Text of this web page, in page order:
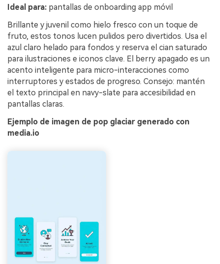
Ideal para: pantallas de onboarding app móvil
Brillante y juvenil como hielo fresco con un toque de
fruto, estos tonos lucen pulidos pero divertidos. Usa el
azul claro helado para fondos y reserva el cian saturado
para ilustraciones e iconos clave. El berry apagado es un
acento inteligente para micro-interacciones como
interruptores y estados de progreso. Consejo: mantén
el texto principal en navy-slate para accesibilidad en
pantallas claras.
Ejemplo de imagen de pop glaciar generado con
media.io